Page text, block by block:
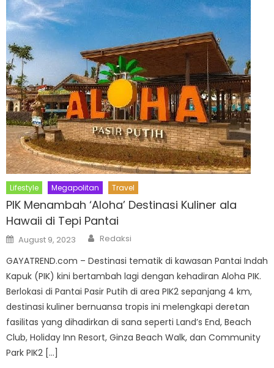
Lifestyle Megapolitan Travel
PIK Menambah ‘Aloha’ Destinasi Kuliner ala
Hawaii di Tepi Pantai
Posted
on
August 9, 2023 Author
Redaksi
GAYATREND.com – Destinasi tematik di kawasan Pantai Indah
Kapuk (PIK) kini bertambah lagi dengan kehadiran Aloha PIK.
Berlokasi di Pantai Pasir Putih di area PIK2 sepanjang 4 km,
destinasi kuliner bernuansa tropis ini melengkapi deretan
fasilitas yang dihadirkan di sana seperti Land’s End, Beach
Club, Holiday Inn Resort, Ginza Beach Walk, dan Community
Park PIK2 […]